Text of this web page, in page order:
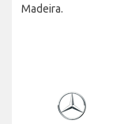
Madeira.